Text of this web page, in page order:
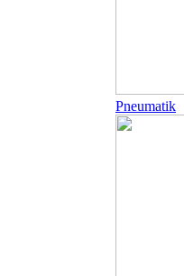
Pneumatik